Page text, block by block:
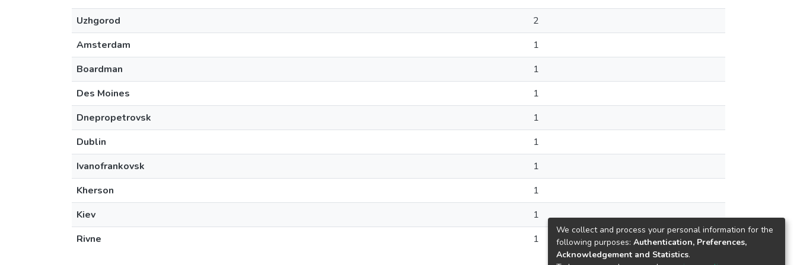
Uzhgorod
2
Amsterdam
1
Boardman
1
Des Moines
1
Dnepropetrovsk
1
Dublin
1
Ivanofrankovsk
1
Kherson
1
Kiev
1
Rivne
1
We collect and process your personal information for the
following purposes: Authentication, Preferences,
Acknowledgement and Statistics.